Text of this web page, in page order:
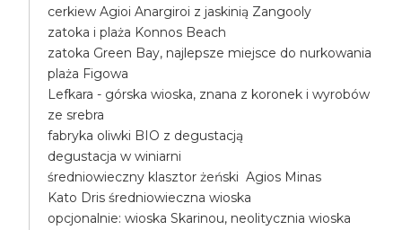
cerkiew Agioi Anargiroi z jaskinią Zangooly
zatoka i plaża Konnos Beach
zatoka Green Bay, najlepsze miejsce do nurkowania
plaża Figowa
Lefkara - górska wioska, znana z koronek i wyrobów
ze srebra
fabryka oliwki BIO z degustacją
degustacja w winiarni
średniowieczny klasztor żeński Agios Minas
Kato Dris średniowieczna wioska
opcjonalnie: wioska Skarinou, neolitycznia wioska